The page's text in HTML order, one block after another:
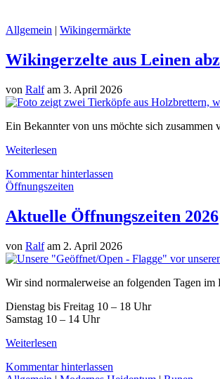
Allgemein | Wikingermärkte
Wikingerzelte aus Leinen
von Ralfam 3. April 2026
Ein Bekannter von uns möchte sich
Weiterlesen
Kommentar hinterlassen
Öffnungszeiten
Aktuelle Öffnungszeiten 2026
von Ralfam 2. April 2026
Wir sind normalerweise an folgenden Tagen im
Dienstag bis Freitag 10 – 18 Uhr
Samstag 10 – 14 Uhr
Weiterlesen
Kommentar hinterlassen